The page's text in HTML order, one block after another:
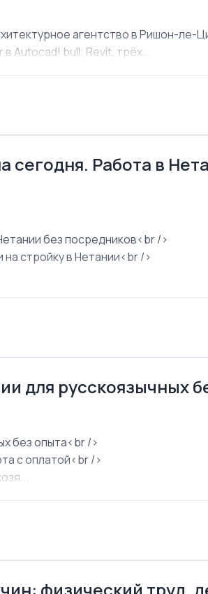
агентство в Ришон-ле-
Autocad! bull; Revit, трёх...
сегодня. Работа в
без посредников<br />
стройку в Нетании<br />
для русскоязычных
без опыта<br />
с оплатой<br />